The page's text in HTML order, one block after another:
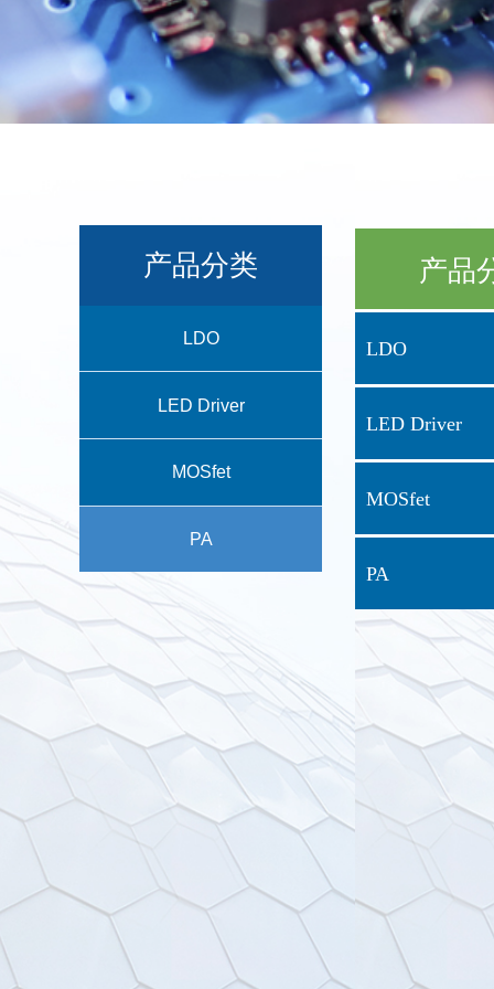
产品
LDO
LED Driver
MOSfet
PA
LDO
LED Driver
MOSfet
PA
产品分类